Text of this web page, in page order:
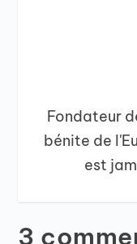
Fondateur
bénite de
est
3